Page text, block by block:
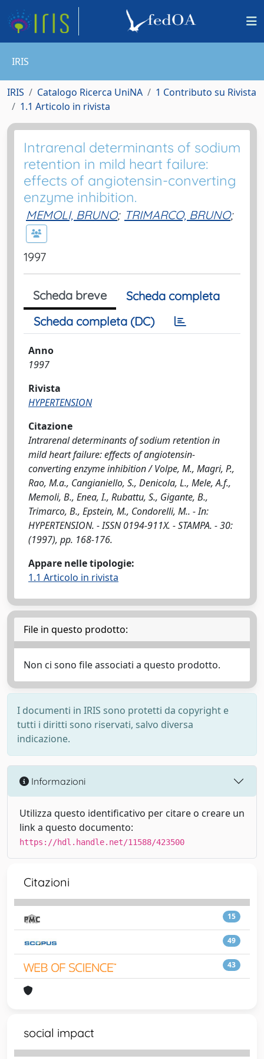
IRIS
IRIS Catalogo Ricerca UniNA
1 Contributo su Rivista
1.1 Articolo in rivista
Intrarenal determinants of sodium
retention in mild heart failure:
effects of angiotensin-converting
enzyme inhibition.
MEMOLI, BRUNO; TRIMARCO, BRUNO;
1997
Scheda breve
Scheda completa
Scheda completa (DC)
Anno
1997
Rivista
HYPERTENSION
Citazione
Intrarenal determinants of sodium retention in
mild heart failure: effects of angiotensin-
converting enzyme inhibition / Volpe, M., Magri, P.,
Rao, M.a., Cangianiello, S., Denicola, L., Mele, A.f.,
Memoli, B., Enea, I., Rubattu, S., Gigante, B.,
Trimarco, B., Epstein, M., Condorelli, M.. - In:
HYPERTENSION. - ISSN 0194-911X. - STAMPA. - 30:
(1997), pp. 168-176.
Appare nelle tipologie:
1.1 Articolo in rivista
File in questo prodotto:
Non ci sono file associati a questo prodotto.
I documenti in IRIS sono protetti da copyright e
tutti i diritti sono riservati, salvo diversa
indicazione.
Informazioni
Utilizza questo identificativo per citare o creare un
link a questo documento:
https://hdl.handle.net/11588/423500
Citazioni
15
49
43
social impact